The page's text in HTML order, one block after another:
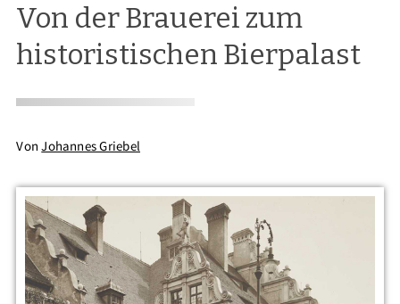
Von der Brauerei zum
historistischen Bierpalast
VonJohannes Griebel